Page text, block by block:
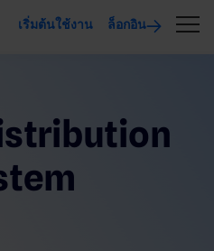
เริ่มต้นใช้งาน ล็อกอิน